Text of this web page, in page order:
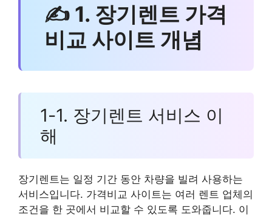
✍ 1. 장기렌트 가격
비교 사이트 개념
1-1. 장기렌트 서비스 이
해
장기렌트는 일정 기간 동안 차량을 빌려 사용하는
서비스입니다. 가격비교 사이트는 여러 렌트 업체의
조건을 한 곳에서 비교할 수 있도록 도와줍니다. 이